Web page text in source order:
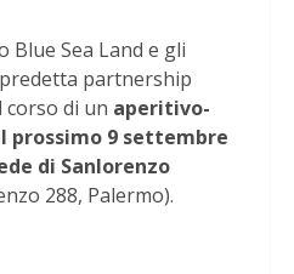
Blue Sea Land e gli
partnership
di un aperitivo-
prossimo 9 settembre
di Sanlorenzo
288, Palermo).